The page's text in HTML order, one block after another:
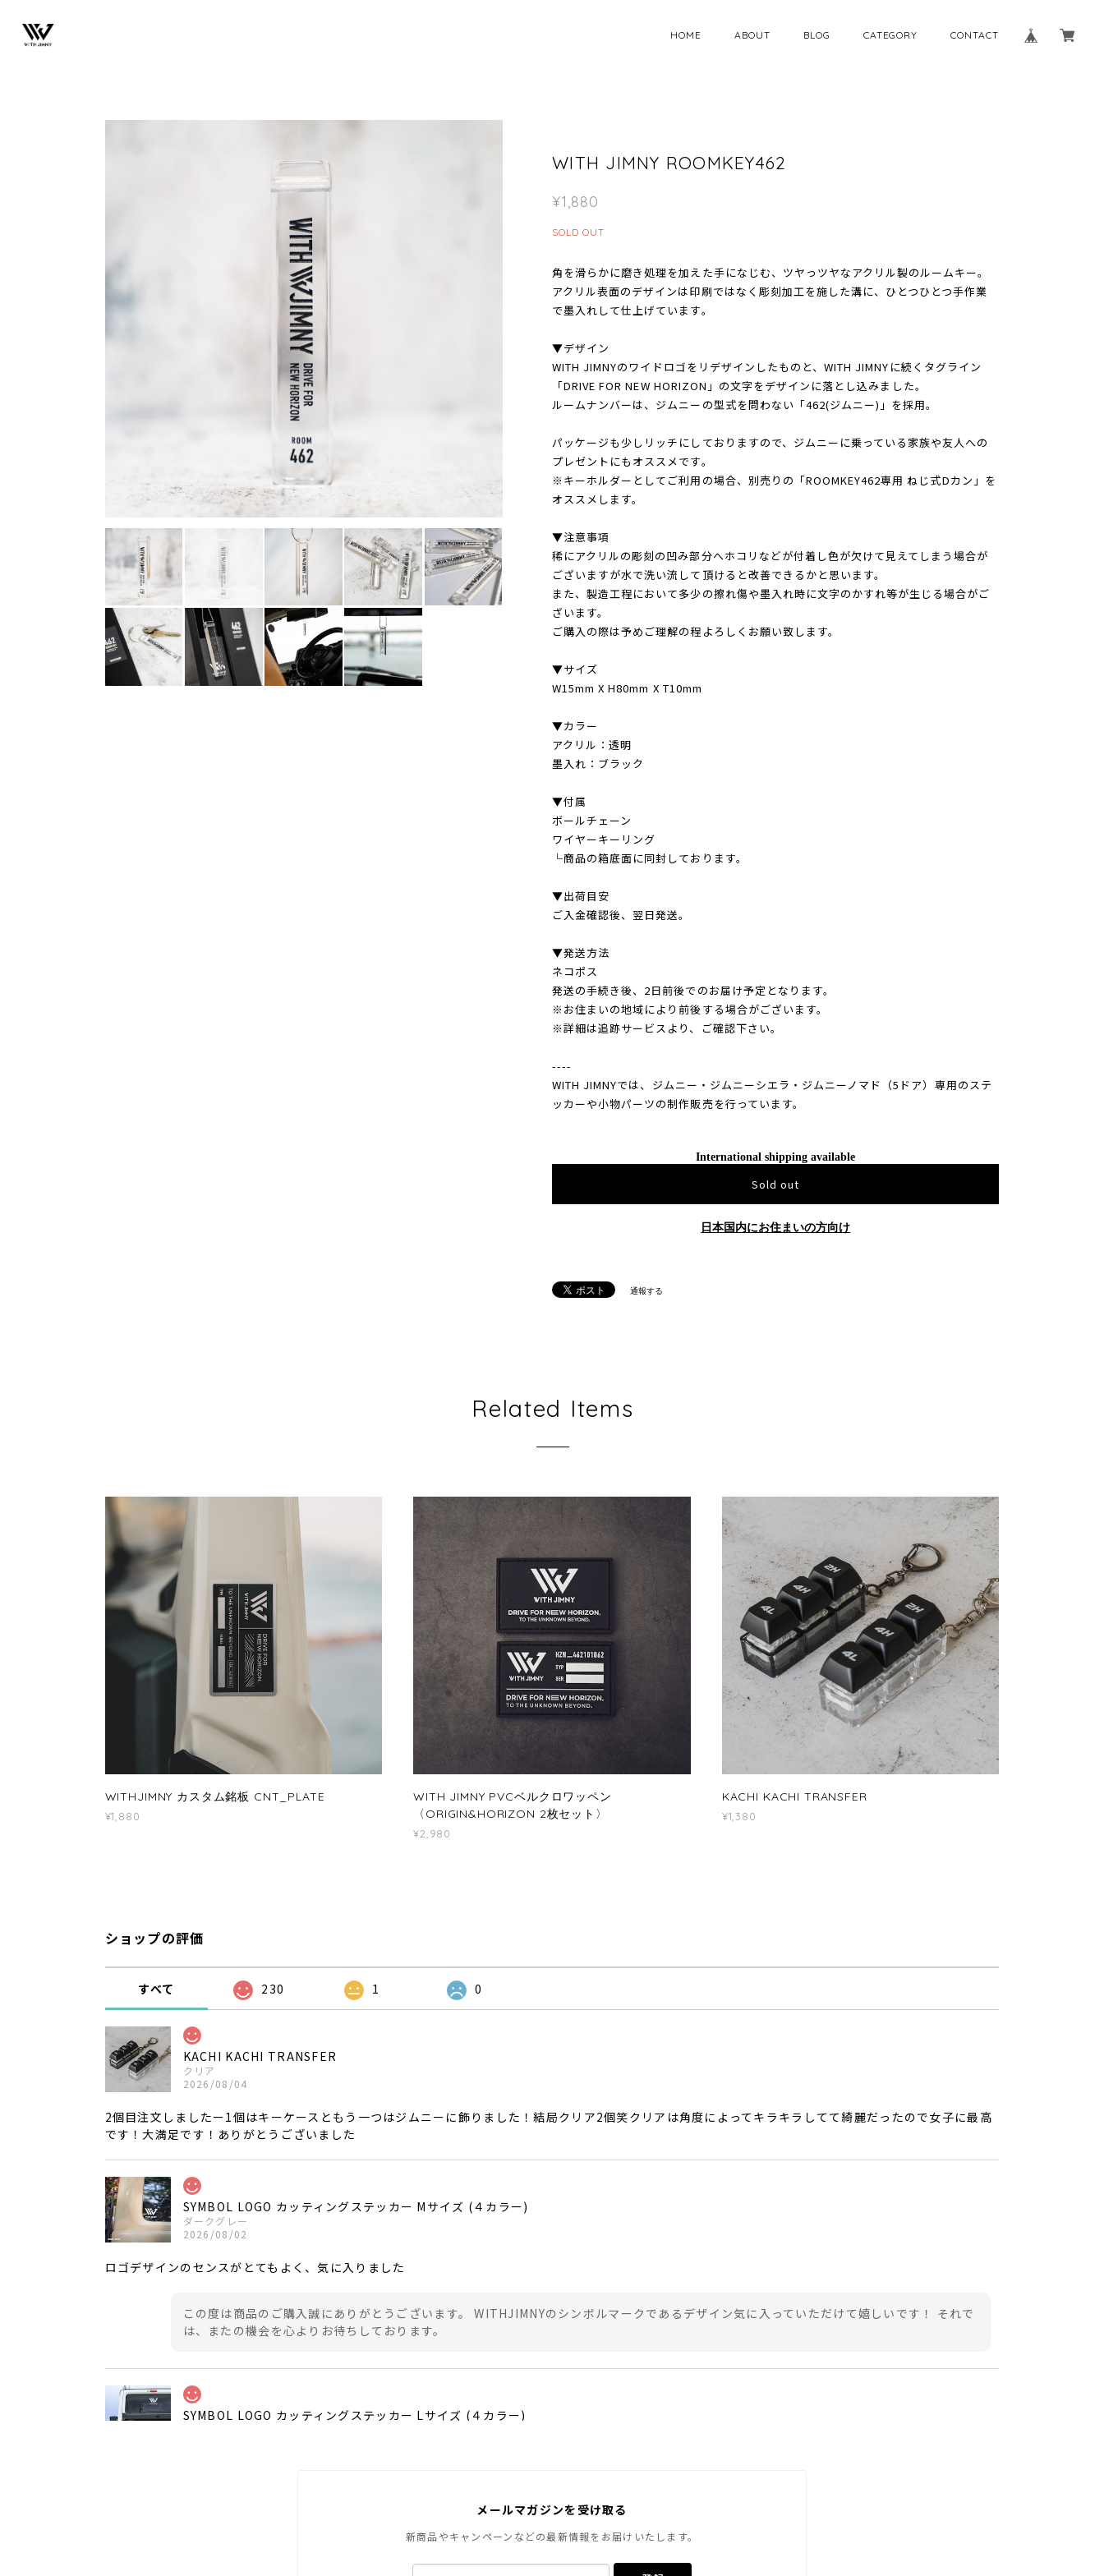
HOME ABOUT BLOG CATEGORY CONTACT
WITH JIMNY ROOMKEY462
¥1,880
SOLD OUT
角を滑らかに磨き処理を加えた手になじむ、ツヤっツヤなアクリル製のルームキー。
アクリル表面のデザインは印刷ではなく彫刻加工を施した溝に、ひとつひとつ手作業
で墨入れして仕上げています。
▼デザイン
WITH JIMNYのワイドロゴをリデザインしたものと、WITH JIMNYに続くタグライン
「DRIVE FOR NEW HORIZON」の文字をデザインに落とし込みました。
ルームナンバーは、ジムニーの型式を問わない「462(ジムニー)」を採用。
パッケージも少しリッチにしておりますので、ジムニーに乗っている家族や友人への
プレゼントにもオススメです。
※キーホルダーとしてご利用の場合、別売りの「ROOMKEY462専用 ねじ式Dカン」を
オススメします。
▼注意事項
稀にアクリルの彫刻の凹み部分へホコリなどが付着し色が欠けて見えてしまう場合が
ございますが水で洗い流して頂けると改善できるかと思います。
また、製造工程において多少の擦れ傷や墨入れ時に文字のかすれ等が生じる場合がご
ざいます。
ご購入の際は予めご理解の程よろしくお願い致します。
▼サイズ
W15mm X H80mm X T10mm
▼カラー
アクリル：透明
墨入れ：ブラック
▼付属
ボールチェーン
ワイヤーキーリング
└商品の箱底面に同封しております。
▼出荷目安
ご入金確認後、翌日発送。
▼発送方法
ネコポス
発送の手続き後、2日前後でのお届け予定となります。
※お住まいの地域により前後する場合がございます。
※詳細は追跡サービスより、ご確認下さい。
----
WITH JIMNYでは、ジムニー・ジムニーシエラ・ジムニーノマド（5ドア）専用のステ
ッカーや小物パーツの制作販売を行っています。
International shipping available
Sold out
日本国内にお住まいの方向け
通報する
Related Items
WITHJIMNY カスタム銘板 CNT_PLATE
¥1,880
WITH JIMNY PVCベルクロワッペン
〈ORIGIN&HORIZON 2枚セット〉
¥2,980
KACHI KACHI TRANSFER
¥1,380
ショップの評価
すべて 230 1 0
KACHI KACHI TRANSFER
クリア
2026/08/04
2個目注文しましたー1個はキーケースともう一つはジムニーに飾りました！結局クリア2個笑クリアは角度によってキラキラしてて綺麗だったので女子に最高
です！大満足です！ありがとうございました
SYMBOL LOGO カッティングステッカー Mサイズ (４カラー)
ダークグレー
2026/08/02
ロゴデザインのセンスがとてもよく、気に入りました
この度は商品のご購入誠にありがとうございます。 WITHJIMNYのシンボルマークであるデザイン気に入っていただけて嬉しいです！ それで
は、またの機会を心よりお待ちしております。
SYMBOL LOGO カッティングステッカー Lサイズ (４カラー)
この度は商品のご購入誠にありがとうございます。 ダークグレーのステッカーが、ジムニーとマッチしてくれて良かったです！ それでは、
またのご利用を心よりお待ちしております。
メールマガジンを受け取る
新商品やキャンペーンなどの最新情報をお届けいたします。